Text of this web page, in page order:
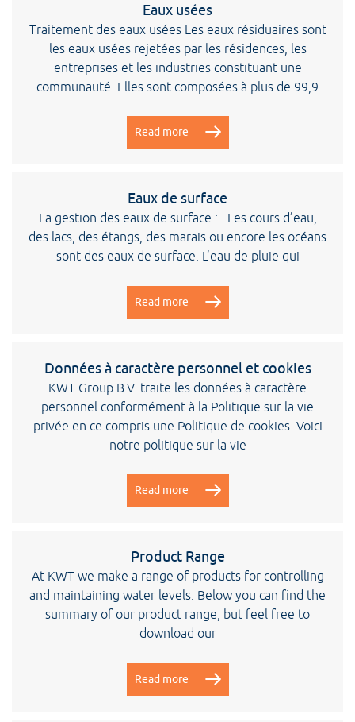
Eaux usées
Traitement des eaux usées Les eaux résiduaires sont
les eaux usées rejetées par les résidences, les
entreprises et les industries constituant une
communauté. Elles sont composées à plus de 99,9
Read more
Eaux de surface
La gestion des eaux de surface : Les cours d’eau,
des lacs, des étangs, des marais ou encore les océans
sont des eaux de surface. L’eau de pluie qui
Read more
Données à caractère personnel et cookies
KWT Group B.V. traite les données à caractère
personnel conformément à la Politique sur la vie
privée en ce compris une Politique de cookies. Voici
notre politique sur la vie
Read more
Product Range
At KWT we make a range of products for controlling
and maintaining water levels. Below you can find the
summary of our product range, but feel free to
download our
Read more